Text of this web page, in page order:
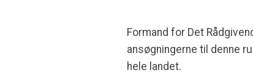
Formand for Det
ansøgningerne til denne
hele landet.